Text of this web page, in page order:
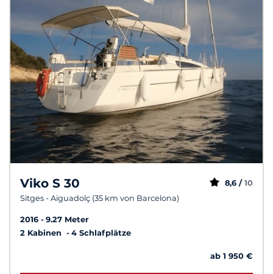
Viko S 30
Sitges - Aiguadolç (35 km von Barcelona)
8,6 / 10
2016
9.27 Meter
2 Kabinen
4 Schlafplätze
ab 1 950 €